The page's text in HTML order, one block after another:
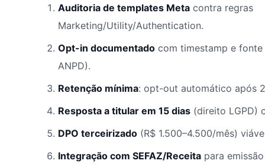
Auditoria de templates Meta contra regras
Marketing/Utility/Authentication.
Opt-in documentado com timestamp e
ANPD).
Retenção mínima: opt-out automático após
Resposta a titular em 15 dias (direito LGPD)
DPO terceirizado (R$ 1.500–4.500/mês)
Integração com SEFAZ/Receita para